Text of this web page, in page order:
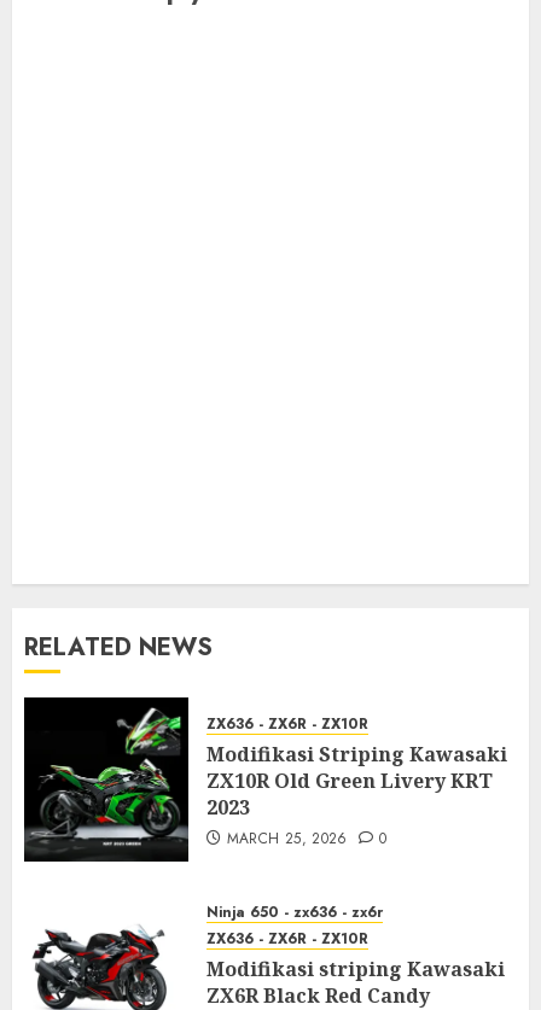
RELATED NEWS
ZX636 - ZX6R - ZX10R
Modifikasi Striping Kawasaki
ZX10R Old Green Livery KRT
2023
MARCH 25, 2026 0
Ninja 650 - zx636 - zx6r
ZX636 - ZX6R - ZX10R
Modifikasi striping Kawasaki
ZX6R Black Red Candy